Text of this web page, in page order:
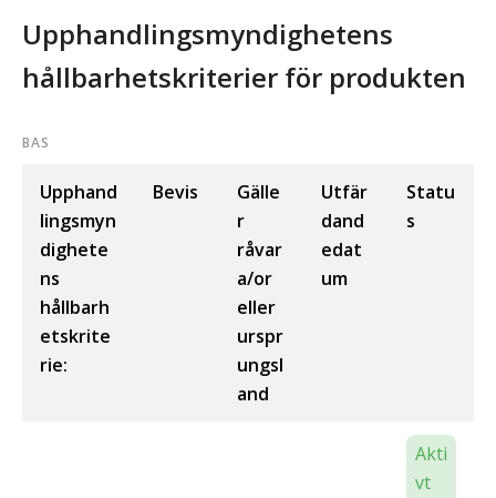
Upphandlingsmyndighetens
hållbarhetskriterier för produkten
BAS
Upphand
lingsmyn
dighete
ns
hållbarh
etskrite
rie:
Bevis
Gälle
r
råvar
a/or
eller
urspr
ungsl
and
Utfär
dand
edat
um
Statu
s
Akti
vt